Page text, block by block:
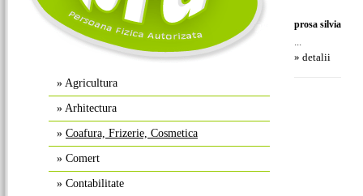
» Agricultura
» Arhitectura
» Coafura, Frizerie, Cosmetica
» Comert
» Contabilitate
prosa silvia
...
» detalii